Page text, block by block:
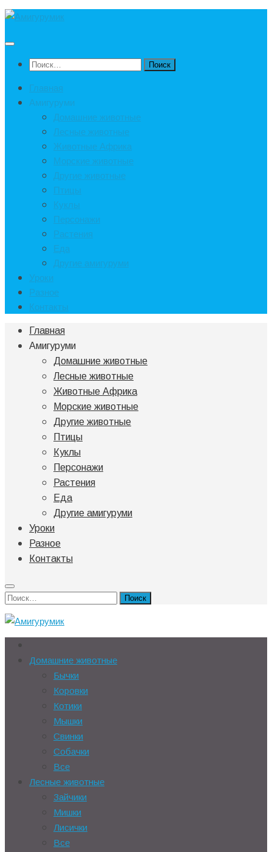
Под
Найти:
Главная
Амигуруми
Домашние животные
Лесные животные
Животные Африка
Морские животные
Другие животные
Птицы
Куклы
Персонажи
Растения
Еда
Другие амигуруми
Уроки
Разное
Контакты
Главная
Амигуруми
Домашние животные
Лесные животные
Животные Африка
Морские животные
Другие животные
Птицы
Куклы
Персонажи
Растения
Еда
Другие амигуруми
Уроки
Разное
Контакты
Найти:
Домашние животные
Бычки
Коровки
Котики
Мышки
Свинки
Собачки
Все
Лесные животные
Зайчики
Мишки
Лисички
Все